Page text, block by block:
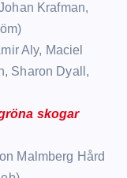
Krafman,
Aly, Maciel
Sharon Dyall,
skogar
Malmberg Hård